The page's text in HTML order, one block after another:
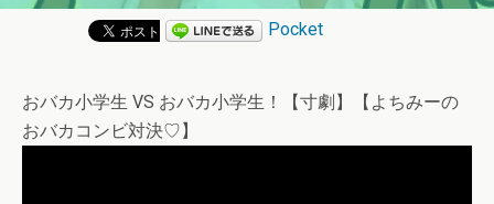
Pocket
おバカ小学生 VS おバカ小学生！【寸劇】【よちみーの
おバカコンビ対決♡】